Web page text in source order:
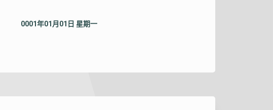
0001年01月01日 星期一